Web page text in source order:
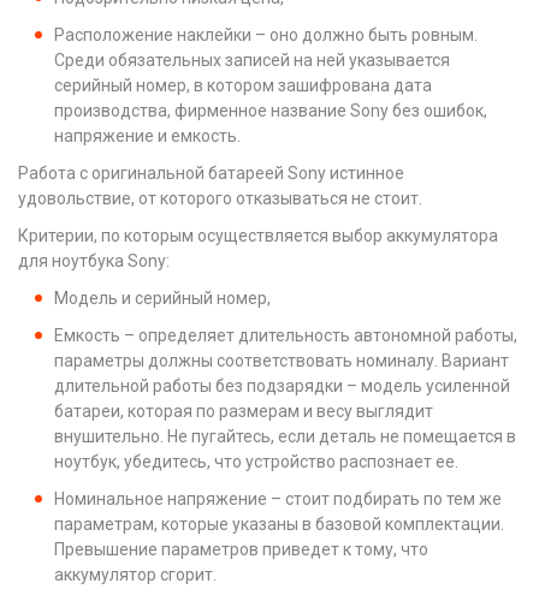
Расположение наклейки – оно должно быть ровным.
Среди обязательных записей на ней указывается
серийный номер, в котором зашифрована дата
производства, фирменное название Sony без ошибок,
напряжение и емкость.
Работа с оригинальной батареей Sony истинное
удовольствие, от которого отказываться не стоит.
Критерии, по которым осуществляется выбор аккумулятора
для ноутбука Sony:
Модель и серийный номер,
Емкость – определяет длительность автономной работы,
параметры должны соответствовать номиналу. Вариант
длительной работы без подзарядки – модель усиленной
батареи, которая по размерам и весу выглядит
внушительно. Не пугайтесь, если деталь не помещается в
ноутбук, убедитесь, что устройство распознает ее.
Номинальное напряжение – стоит подбирать по тем же
параметрам, которые указаны в базовой комплектации.
Превышение параметров приведет к тому, что
аккумулятор сгорит.